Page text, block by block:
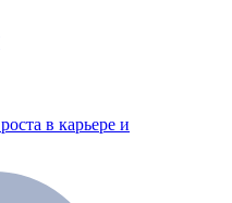
в карьере и